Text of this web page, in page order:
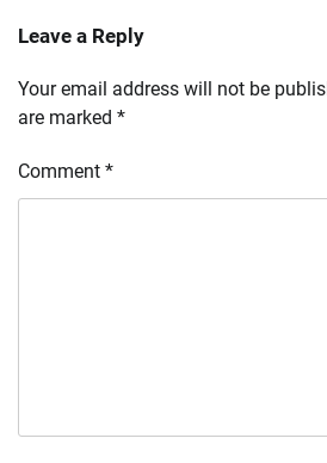
Leave a Reply
Your email address will not be
are marked *
Comment *